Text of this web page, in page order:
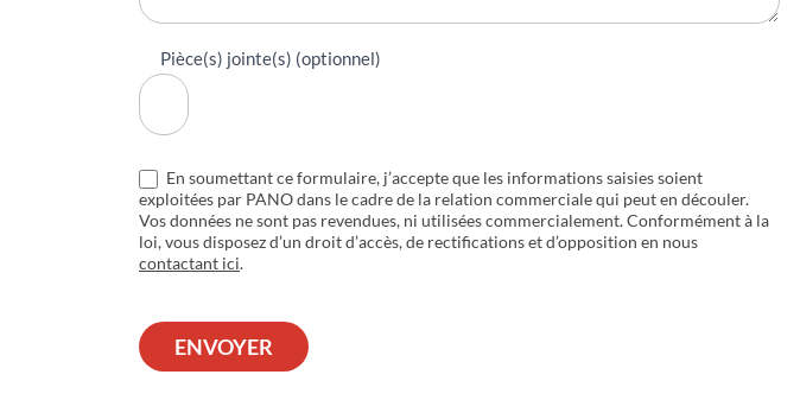
Pièce(s) jointe(s) (optionnel)
En soumettant ce formulaire, j’accepte que les informations saisies soient
exploitées par PANO dans le cadre de la relation commerciale qui peut en découler.
Vos données ne sont pas revendues, ni utilisées commercialement. Conformément à la
loi, vous disposez d’un droit d’accès, de rectifications et d’opposition en nous
contactant ici.
ENVOYER